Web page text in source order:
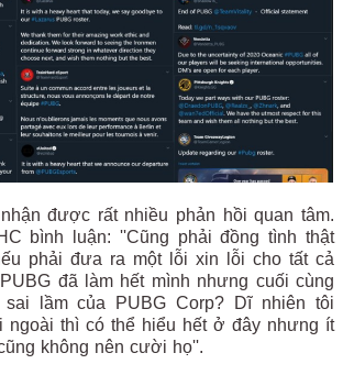
được rất nhiều phản hồi quan tâm.
bình luận: ''Cũng phải đồng tình thật
phải đưa ra một lỗi xin lỗi cho tất cả
đã làm hết mình nhưng cuối cùng
lầm của PUBG Corp? Dĩ nhiên tôi
ngoài thì có thể hiểu hết ở đây nhưng ít
không nên cười họ''.